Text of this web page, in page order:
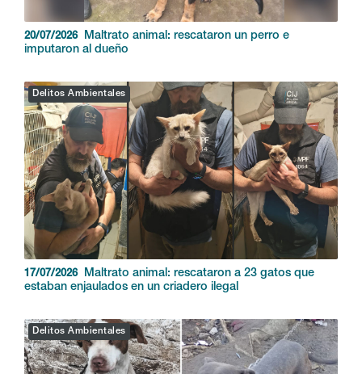
20/07/2026
Maltrato animal: rescataron un perro e
imputaron al dueño
Delitos Ambientales
17/07/2026
Maltrato animal: rescataron a 23 gatos que
estaban enjaulados en un criadero ilegal
Delitos Ambientales